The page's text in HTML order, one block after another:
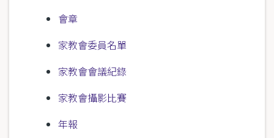
會章
家教會委員名單
家教會會議紀錄
家教會攝影比賽
年報